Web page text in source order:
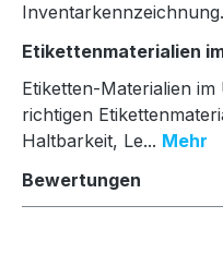
Etikettenmaterialien
Etiketten-Materialien
richtigen
Haltbarkeit, Le... Mehr
Bewertungen